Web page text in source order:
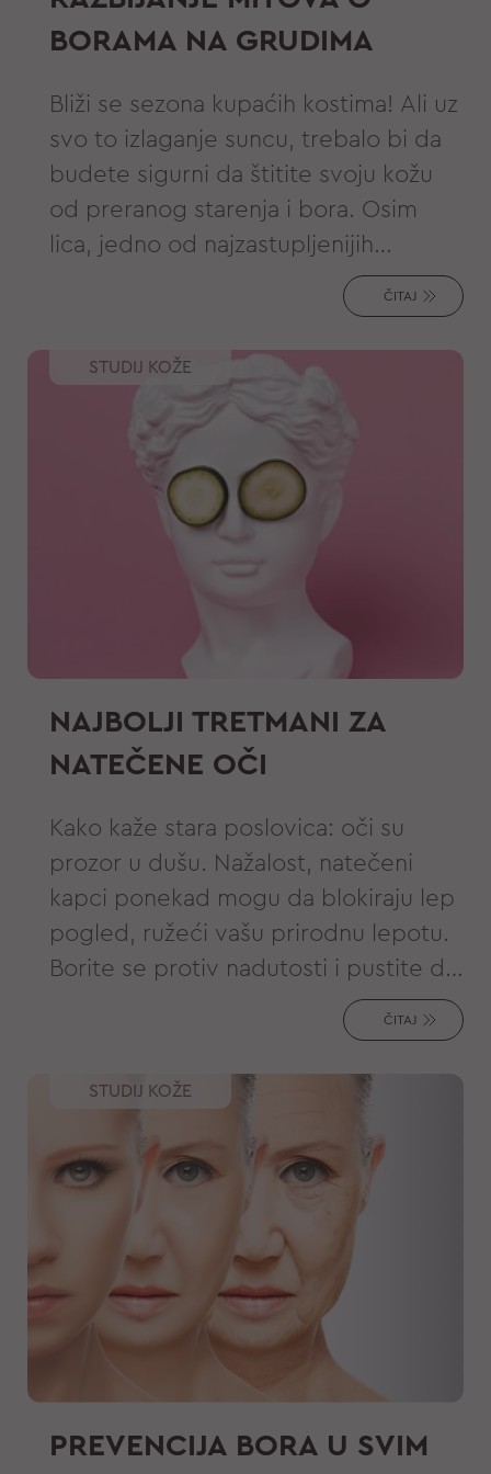
BORAMA NA GRUDIMA
Bliži se sezona kupaćih kostima! Ali uz
svo to izlaganje suncu, trebalo bi da
budete sigurni da štitite svoju kožu
od preranog starenja i bora. Osim
lica, jedno od najzastupljenijih
područja gde prvi put primećujemo
bore je dekolte (poznato i kao grudni
koš). Ali kako možemo da pokažemo
ovo područje, a da i dalje štitimo i ne
izlažemo kožu većoj šteti? Ovde smo
da "razbijemo" mitove o borama na
grudima i damo vam najbolje savete
za održavanje delikatnog dekoltea.
ČITAJ
STUDIJ KOŽE
NAJBOLJI TRETMANI ZA
NATEČENE OČI
Kako kaže stara poslovica: oči su
prozor u dušu. Nažalost, natečeni
kapci ponekad mogu da blokiraju lep
pogled, ružeći vašu prirodnu lepotu.
Borite se protiv nadutosti i pustite da
vaša duša zablista uz pomoć ovih
ČITAJ
STUDIJ KOŽE
PREVENCIJA BORA U SVIM